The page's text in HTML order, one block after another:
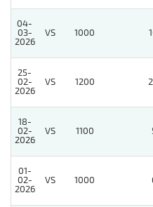
04-
03-
2026
VS 1000
25-
02-
2026
VS 1200
18-
02-
2026
VS 1100
01-
02-
2026
VS 1000